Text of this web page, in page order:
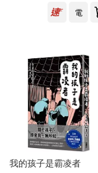
崔艷秋(5)
張高評(5)
徐國能(5)
徐開秋(5)
敦煌文藝出版
新星出版社(15)
百花洲文藝出
電
我的孩子是霸凌者